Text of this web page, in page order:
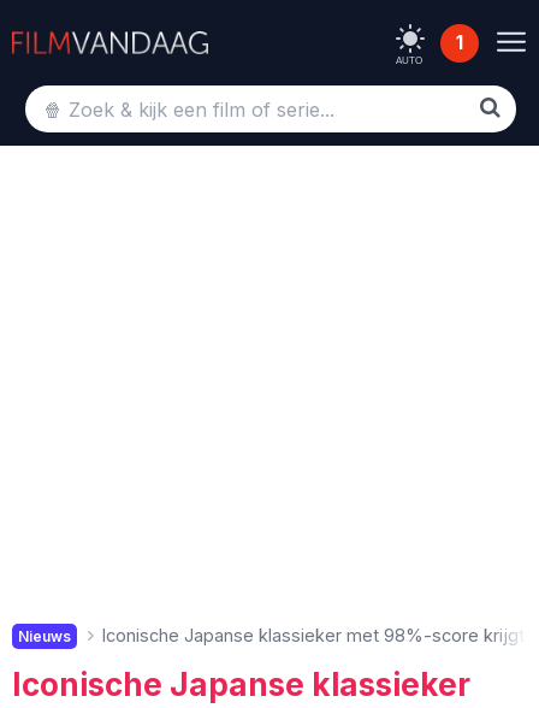
AUTO
1
Nieuws Iconische Japanse klassieker met 98%-score krijgt
Iconische Japanse klassieker